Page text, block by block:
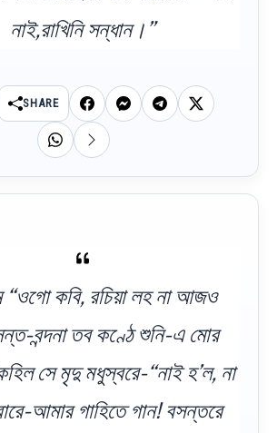
নাই,রাখিনি সন্ধান।”
SHARE
“ওগো কবি, রচিয়া লহ না আজও
বন্দনা তব কণ্ঠে শুনি-এ মোর
সে মৃদু মধুস্বরে-“নাই হ’ল, না
আমার গাহিতে গান! বসন্তরে